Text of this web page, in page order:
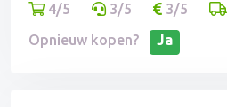
4/5
3/5 3/5
Opnieuw kopen?
Ja